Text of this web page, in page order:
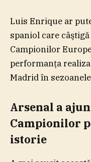
Luis Enrique ar
spaniol care
Campionilor
performanţa
Madrid în
Arsenal a
Campionilor
istorie